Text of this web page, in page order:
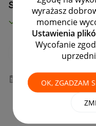
wyrażasz
momencie
Ustawienia
Wycofanie
OK, ZGADZAM
sales center
MAMY
fhmis
#8 Zapaleniec
‎28-09-2024 10:44